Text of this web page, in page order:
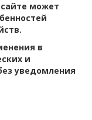
может
в
и
уведомления